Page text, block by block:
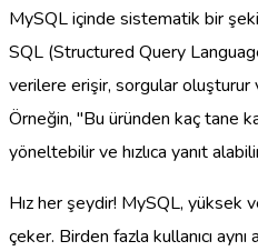
MySQL içinde sistematik bir
SQL (Structured Query
verilere erişir, sorgular oluşturur
Örneğin, "Bu üründen kaç tane
yöneltebilir ve hızlıca yanıt
Hız her şeydir! MySQL,
çeker. Birden fazla kullanıcı